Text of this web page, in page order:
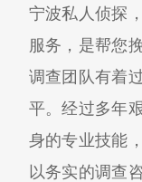
宁波私人侦探
服务，是帮您
调查团队有着
平。经过多年
身的专业技能
以务实的调查